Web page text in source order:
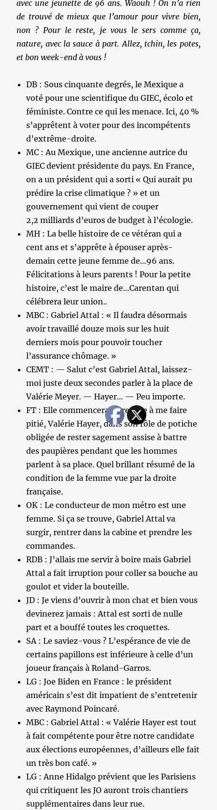
avec une jeunette de 96 ans. Waouh ! On n’a rien
de trouvé de mieux que l’amour pour vivre bien,
non ? Pour le reste, je vous le sers comme ça,
nature, avec la sauce à part. Allez, tchin, les potes,
et bon week-end à vous !
DB : Sous cinquante degrés, le Mexique a
voté pour une scientifique du GIEC, écolo et
féministe. Contre ce qui les menace. Ici, 40 %
s’apprêtent à voter pour des incompétents
d’extrême-droite.
MC : Au Mexique, une ancienne autrice du
GIEC devient présidente du pays. En France,
on a un président qui a sorti « Qui aurait pu
prédire la crise climatique ? » et un
gouvernement qui vient de couper
2,2 milliards d’euros de budget à l’écologie.
MH : La belle histoire de ce vétéran qui a
cent ans et s’apprête à épouser après-
demain cette jeune femme de…96 ans.
Félicitations à leurs parents ! Pour la petite
histoire, c’est le maire de…Carentan qui
célébrera leur union..
MBC : Gabriel Attal : « Il faudra désormais
avoir travaillé douze mois sur les huit
derniers mois pour pouvoir toucher
l’assurance chômage. »
CEMT : — Salut c’est Gabriel Attal, laissez-
moi juste deux secondes parler à la place de
Valérie Meyer. — Hayer… — Peu importe.
FT : Elle commencerait presque à me faire
pitié, Valérie Hayer, dans son rôle de potiche
obligée de rester sagement assise à battre
des paupières pendant que les hommes
parlent à sa place. Quel brillant résumé de la
condition de la femme vue par la droite
française.
OK : Le conducteur de mon métro est une
femme. Si ça se trouve, Gabriel Attal va
surgir, rentrer dans la cabine et prendre les
commandes.
RDB : J’allais me servir à boire mais Gabriel
Attal a fait irruption pour coller sa bouche au
goulot et vider la bouteille.
JD : Je viens d’ouvrir à mon chat et bien vous
devinerez jamais : Attal est sorti de nulle
part et a bouffé toutes les croquettes.
SA : Le saviez-vous ? L’espérance de vie de
certains papillons est inférieure à celle d’un
joueur français à Roland-Garros.
LG : Joe Biden en France : le président
américain s’est dit impatient de s’entretenir
avec Raymond Poincaré.
MBC : Gabriel Attal : « Valérie Hayer est tout
à fait compétente pour être notre candidate
aux élections européennes, d’ailleurs elle fait
un très bon café. »
LG : Anne Hidalgo prévient que les Parisiens
qui critiquent les JO auront trois chantiers
supplémentaires dans leur rue.